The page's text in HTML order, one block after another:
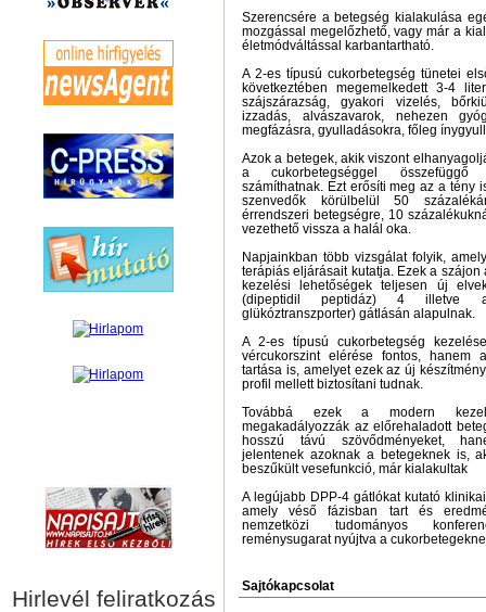
Hirlevél feliratkozás
Szerencsére a betegség kialakulása
mozgással megelőzhető, vagy már a
életmódváltással karbantartható.
A 2-es típusú cukorbetegség tünetei
következtében megemelkedett 3-4
szájszárazság, gyakori vizelés,
izzadás, alvászavarok, nehezen
megfázásra, gyulladásokra, főleg
Azok a betegek, akik viszont
a cukorbetegséggel összefüggő
számíthatnak. Ezt erősíti meg az a tény
szenvedők körülbelül 50
érrendszeri betegségre, 10
vezethető vissza a halál oka.
Napjainkban több vizsgálat folyik,
terápiás eljárásait kutatja. Ezek a
kezelési lehetőségek teljesen új
(dipeptidil peptidáz) 4 illetve
glükóztranszporter) gátlásán alapulnak.
A 2-es típusú cukorbetegség
vércukorszint elérése fontos, hanem
tartása is, amelyet ezek az új
profil mellett biztosítani tudnak.
Továbbá ezek a modern
megakadályozzák az előrehaladott
hosszú távú szövődményeket,
jelentenek azoknak a betegeknek is,
beszűkült vesefunkció, már kialakultak
A legújabb DPP-4 gátlókat kutató
amely véső fázisban tart és
nemzetközi tudományos
reménysugarat nyújtva a
Sajtókapcsolat